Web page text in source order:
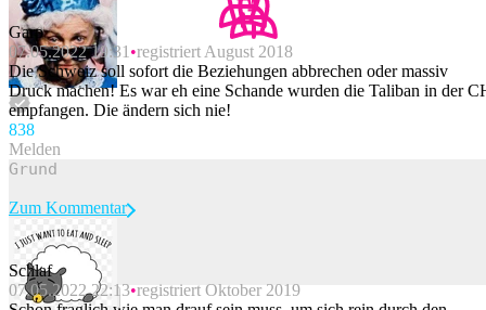
Garp
07.05.2022 19:31 registriert August 2018
Die Schweiz soll sofort die Beziehungen abbrechen oder massiv
Druck machen! Es war eh eine Schande wurden die Taliban in der
empfangen. Die ändern sich nie!
838
Melden
Beitrag melden
Zum Kommentar
Schlaf
07.05.2022 22:13 registriert Oktober 2019